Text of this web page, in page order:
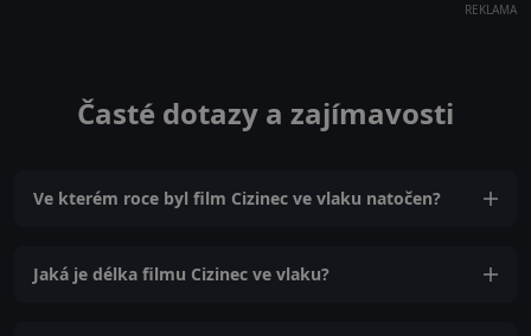
REKLAMA
Časté dotazy a zajímavosti
Ve kterém roce byl film Cizinec ve vlaku natočen?
Jaká je délka filmu Cizinec ve vlaku?